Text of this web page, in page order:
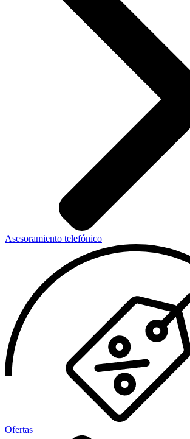
Asesoramiento telefónico
Ofertas